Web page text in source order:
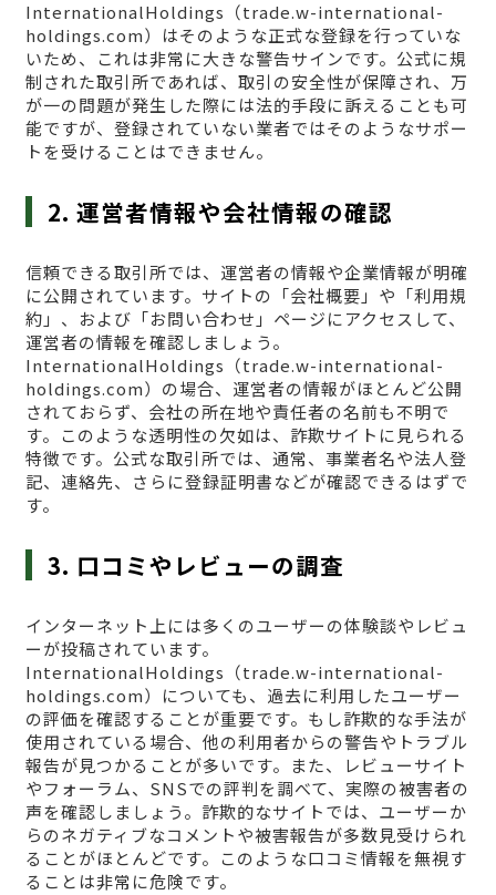
InternationalHoldings（trade.w-international-
holdings.com）はそのような正式な登録を行っていな
いため、これは非常に大きな警告サインです。公式に規
制された取引所であれば、取引の安全性が保障され、万
が一の問題が発生した際には法的手段に訴えることも可
能ですが、登録されていない業者ではそのようなサポー
トを受けることはできません。
2. 運営者情報や会社情報の確認
信頼できる取引所では、運営者の情報や企業情報が明確
に公開されています。サイトの「会社概要」や「利用規
約」、および「お問い合わせ」ページにアクセスして、
運営者の情報を確認しましょう。
InternationalHoldings（trade.w-international-
holdings.com）の場合、運営者の情報がほとんど公開
されておらず、会社の所在地や責任者の名前も不明で
す。このような透明性の欠如は、詐欺サイトに見られる
特徴です。公式な取引所では、通常、事業者名や法人登
記、連絡先、さらに登録証明書などが確認できるはずで
す。
3. 口コミやレビューの調査
インターネット上には多くのユーザーの体験談やレビュ
ーが投稿されています。
InternationalHoldings（trade.w-international-
holdings.com）についても、過去に利用したユーザー
の評価を確認することが重要です。もし詐欺的な手法が
使用されている場合、他の利用者からの警告やトラブル
報告が見つかることが多いです。また、レビューサイト
やフォーラム、SNSでの評判を調べて、実際の被害者の
声を確認しましょう。詐欺的なサイトでは、ユーザーか
らのネガティブなコメントや被害報告が多数見受けられ
ることがほとんどです。このような口コミ情報を無視す
ることは非常に危険です。